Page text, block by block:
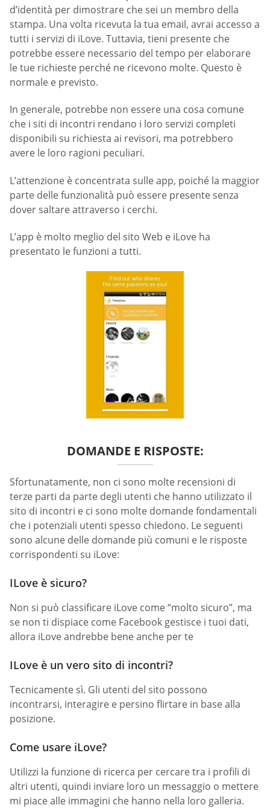
d’identità per dimostrare che sei un membro della
stampa. Una volta ricevuta la tua email, avrai accesso a
tutti i servizi di iLove. Tuttavia, tieni presente che
potrebbe essere necessario del tempo per elaborare
le tue richieste perché ne ricevono molte. Questo è
normale e previsto.
In generale, potrebbe non essere una cosa comune
che i siti di incontri rendano i loro servizi completi
disponibili su richiesta ai revisori, ma potrebbero
avere le loro ragioni peculiari.
L’attenzione è concentrata sulle app, poiché la maggior
parte delle funzionalità può essere presente senza
dover saltare attraverso i cerchi.
L’app è molto meglio del sito Web e iLove ha
presentato le funzioni a tutti.
DOMANDE E RISPOSTE:
Sfortunatamente, non ci sono molte recensioni di
terze parti da parte degli utenti che hanno utilizzato il
sito di incontri e ci sono molte domande fondamentali
che i potenziali utenti spesso chiedono. Le seguenti
sono alcune delle domande più comuni e le risposte
corrispondenti su iLove:
ILove è sicuro?
Non si può classificare iLove come “molto sicuro”, ma
se non ti dispiace come Facebook gestisce i tuoi dati,
allora iLove andrebbe bene anche per te
ILove è un vero sito di incontri?
Tecnicamente sì. Gli utenti del sito possono
incontrarsi, interagire e persino flirtare in base alla
posizione.
Come usare iLove?
Utilizzi la funzione di ricerca per cercare tra i profili di
altri utenti, quindi inviare loro un messaggio o mettere
mi piace alle immagini che hanno nella loro galleria.